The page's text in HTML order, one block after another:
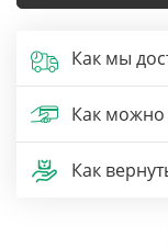
Как мы
Как можно
Как